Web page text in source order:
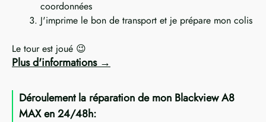
coordonnées
J'imprime le bon de transport et je prépare mon colis
Le tour est joué 😉
Plus d'informations
Déroulement la réparation de mon Blackview A8
MAX en 24/48h: